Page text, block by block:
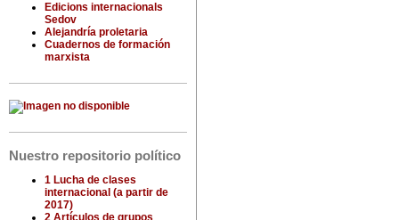
Edicions internacionals
Sedov
Alejandría proletaria
Cuadernos de formación
marxista
Nuestro repositorio político
1 Lucha de clases
internacional (a partir de
2017)